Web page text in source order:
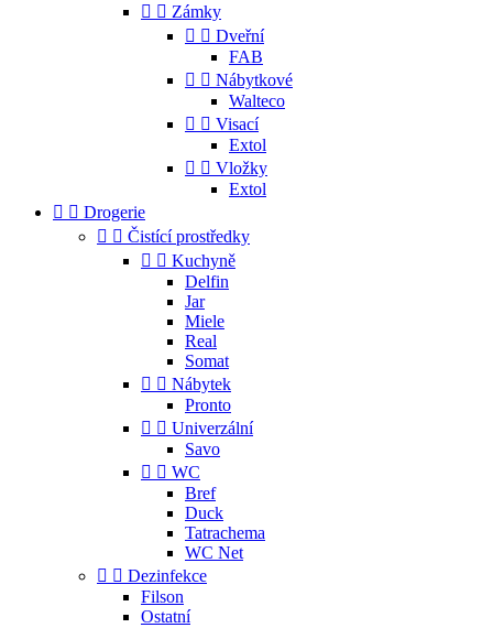
  Zámky
  Dveřní
FAB
  Nábytkové
Walteco
  Visací
Extol
  Vložky
Extol
  Drogerie
  Čistící prostředky
  Kuchyně
Delfin
Jar
Miele
Real
Somat
  Nábytek
Pronto
  Univerzální
Savo
  WC
Bref
Duck
Tatrachema
WC Net
  Dezinfekce
Filson
Ostatní